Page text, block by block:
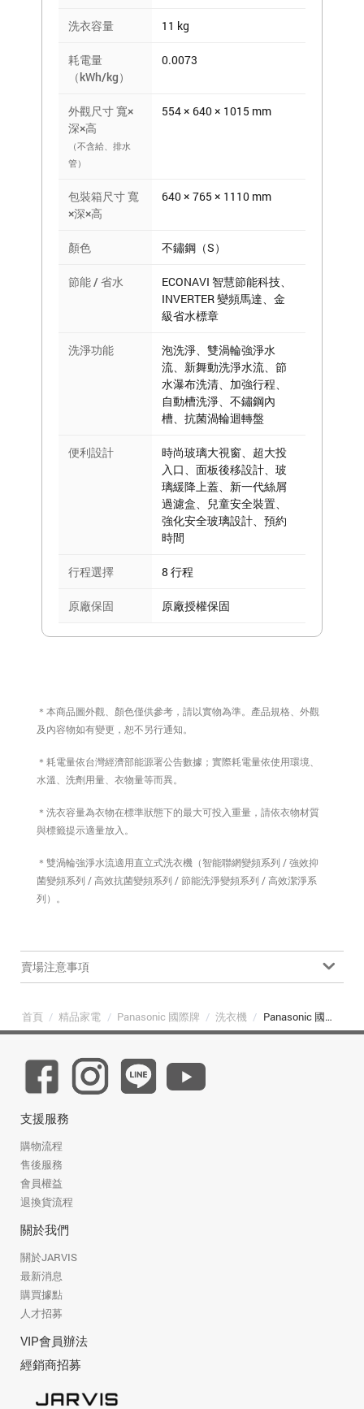
洗衣容量 11 kg
耗電量
（kWh/kg）
0.0073
外觀尺寸 寬×
深×高
（不含給、排水
管）
554 × 640 × 1015 mm
包裝箱尺寸 寬
×深×高
640 × 765 × 1110 mm
顏色 不鏽鋼（S）
節能 / 省水
ECONAVI 智慧節能科技、
INVERTER 變頻馬達、金
級省水標章
洗淨功能
泡洗淨、雙渦輪強淨水
流、新舞動洗淨水流、節
水瀑布洗清、加強行程、
自動槽洗淨、不鏽鋼內
槽、抗菌渦輪迴轉盤
便利設計
時尚玻璃大視窗、超大投
入口、面板後移設計、玻
璃緩降上蓋、新一代絲屑
過濾盒、兒童安全裝置、
強化安全玻璃設計、預約
時間
行程選擇 8 行程
原廠保固 原廠授權保固
＊本商品圖外觀、顏色僅供參考，請以實物為準。產品規格、外觀
及內容物如有變更，恕不另行通知。
＊耗電量依台灣經濟部能源署公告數據；實際耗電量依使用環境、
水溫、洗劑用量、衣物量等而異。
＊洗衣容量為衣物在標準狀態下的最大可投入重量，請依衣物材質
與標籤提示適量放入。
＊雙渦輪強淨水流適用直立式洗衣機（智能聯網變頻系列 / 強效抑
菌變頻系列 / 高效抗菌變頻系列 / 節能洗淨變頻系列 / 高效潔淨系
列）。
賣場注意事項
首頁 / 精品家電 / Panasonic 國際牌 / 洗衣機 / Panasonic 國際牌 NA-V110LBS-S 11kg 高效抗菌變頻直立式洗衣機 不鏽鋼
支援服務
購物流程
售後服務
會員權益
退換貨流程
關於我們
關於JARVIS
最新消息
購買據點
人才招募
VIP會員辦法
經銷商招募